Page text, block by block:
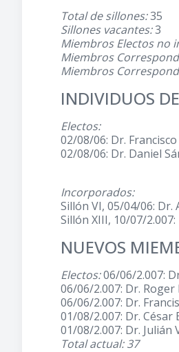
Total de sillones:35
Sillones vacantes:3
Miembros Electos no
Miembros
Miembros
INDIVIDUOS
Electos:
02/08/06: Dr. Francisco
02/08/06: Dr. Daniel
Incorporados:
Sillón VI, 05/04/06: Dr.
Sillón XIII, 10/07/
NUEVOS
Electos:06/06/2.007:
06/06/2.007: Dr. Roger
06/06/2.007: Dr.
01/08/2.007: Dr. César
01/08/2.007: Dr. Julián
Total actual: 37